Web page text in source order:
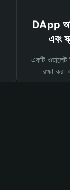
DApp
এবং
একটি ওয়ালেট
রক্ষা করা